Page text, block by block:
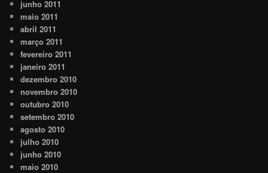
junho 2011
maio 2011
abril 2011
março 2011
fevereiro 2011
janeiro 2011
dezembro 2010
novembro 2010
outubro 2010
setembro 2010
agosto 2010
julho 2010
junho 2010
maio 2010